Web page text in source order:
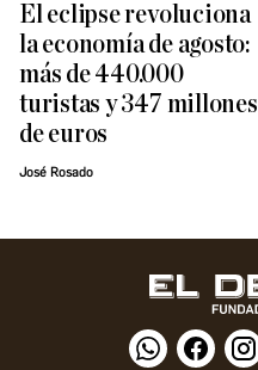
El eclipse revoluciona
la economía de agosto:
más de 440.000
turistas y 347 millones
de euros
José Rosado